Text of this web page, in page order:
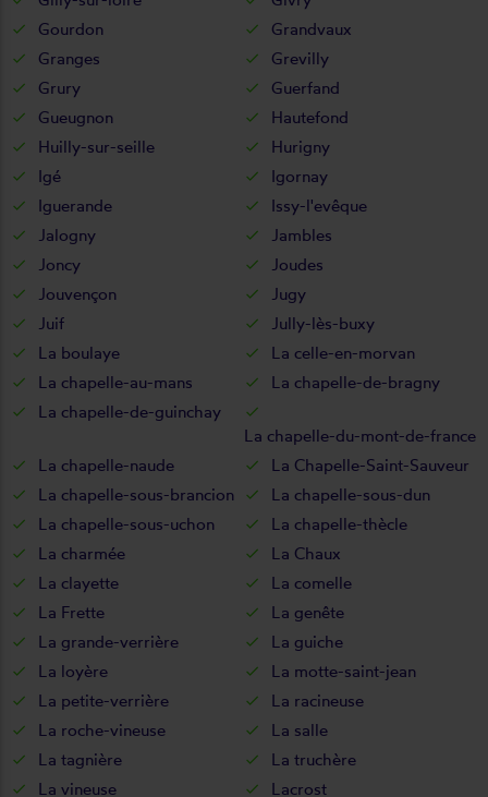
Gourdon
Grandvaux
Granges
Grevilly
Grury
Guerfand
Gueugnon
Hautefond
Huilly-sur-seille
Hurigny
Igé
Igornay
Iguerande
Issy-l'evêque
Jalogny
Jambles
Joncy
Joudes
Jouvençon
Jugy
Juif
Jully-lès-buxy
La boulaye
La celle-en-morvan
La chapelle-au-mans
La chapelle-de-bragny
La chapelle-de-guinchay
La chapelle-du-mont-de-france
La chapelle-naude
La Chapelle-Saint-Sauveur
La chapelle-sous-brancion
La chapelle-sous-dun
La chapelle-sous-uchon
La chapelle-thècle
La charmée
La Chaux
La clayette
La comelle
La Frette
La genête
La grande-verrière
La guiche
La loyère
La motte-saint-jean
La petite-verrière
La racineuse
La roche-vineuse
La salle
La tagnière
La truchère
La vineuse
Lacrost